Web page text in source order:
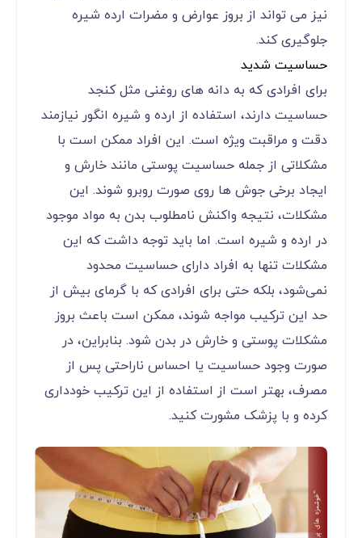
نیز می ‌تواند از بروز عوارض و مضرات ارده شیره
جلوگیری کند.
حساسیت شدید
برای افرادی که به دانه ‌های روغنی مثل کنجد
حساسیت دارند، استفاده از ارده و شیره انگور نیازمند
دقت و مراقبت ویژه است. این افراد ممکن است با
مشکلاتی از جمله حساسیت پوستی مانند خارش و
ایجاد برخی جوش‌ ها روی صورت روبرو شوند. این
مشکلات، نتیجه واکنش نامطلوب بدن به مواد موجود
در ارده و شیره است. اما باید توجه داشت که این
مشکلات تنها به افراد دارای حساسیت محدود
نمی‌شود، بلکه حتی برای افرادی که با گرمای بیش از
حد این ترکیب مواجه شوند، ممکن است باعث بروز
مشکلات پوستی و خارش در بدن شود. بنابراین، در
صورت وجود حساسیت یا احساس ناراحتی پس از
مصرف، بهتر است از استفاده از این ترکیب خودداری
کرده و با پزشک مشورت کنید.